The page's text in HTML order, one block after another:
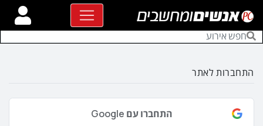
התחברות לאתר
התחברו עם Google